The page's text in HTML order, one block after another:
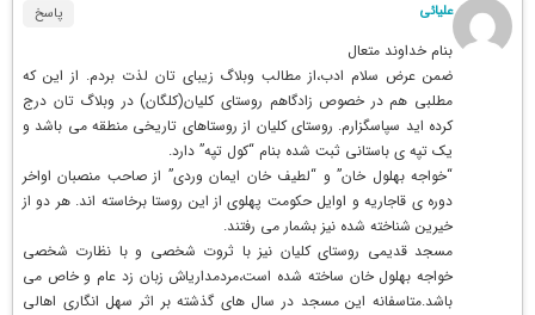
علیائی پاسخ
بنام خداوند متعال
ضمن عرض سلام ادب،از مطالب وبلاگ زیبای تان لذت بردم. از این که
مطلبی هم در خصوص زادگاهم روستای کلیان(کلگان) در وبلاگ تان درج
کرده اید سپاسگزارم. روستای کلیان از روستاهای تاریخی منطقه می باشد و
یک تپه ی باستانی ثبت شده بنام “کول تپه” دارد.
“خواجه بهلول خان” و “لطیف خان ایمان وردی” از صاحب منصبان اواخر
دوره ی قاجاریه و اوایل حکومت پهلوی از این روستا برخاسته اند. هر دو از
خیرین شناخته شده نیز بشمار می رفتند.
مسجد قدیمی روستای کلیان نیز با ثروت شخصی و با نظارت شخصی
خواجه بهلول خان ساخته شده است،مردمداریاش زبان زد عام و خاص می
باشد.متاسفانه این مسجد در سال های گذشته بر اثر سهل انگاری اهالی